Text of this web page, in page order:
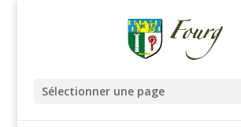
Sélectionner une page